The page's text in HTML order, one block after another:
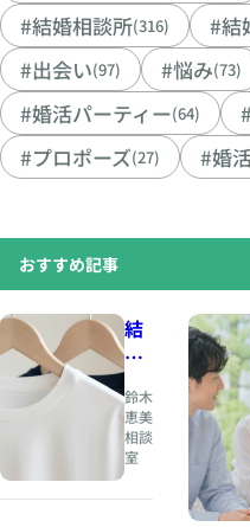
#結婚相談所(316) #結
#出会い(97) #悩み(73)
#婚活パーティー(64)
#プロポーズ(27) #婚
おすすめ記事
結
婚
相
談
所
夏
鈴木
恵美
相談
室